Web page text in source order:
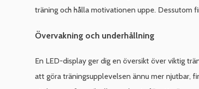
träning och hålla motivationen uppe. Dessutom
Övervakning och underhållning
En LED-display ger dig en översikt över viktig
att göra träningsupplevelsen ännu mer njutbar,